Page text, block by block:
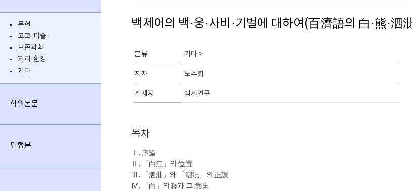
문헌
고고·미술
보존과학
지리·환경
기타
학위논문
단행본
백제어의 백·웅·사비·기벌에 대하여(百濟語의 白·熊·泗
분류 기타 >
저자 도수희
게재지 백제연구
목차
Ⅰ. 序論
Ⅱ. 「白江」의 位置
Ⅲ. 「泗沘」와 「泗沘」의 正誤
Ⅳ. 「白」의 釋과 그 意味